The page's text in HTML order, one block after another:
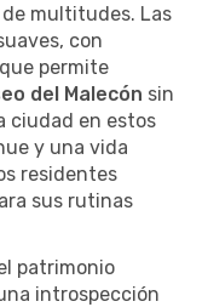
multitudes. Las
con
permite
del Malecón sin
ciudad en estos
y una vida
residentes
sus rutinas
patrimonio
introspección